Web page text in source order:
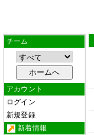
チーム
アカウント
ログイン
新規登録
新着情報